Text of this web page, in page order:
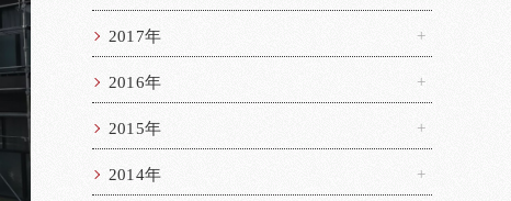
2017年
2016年
2015年
2014年